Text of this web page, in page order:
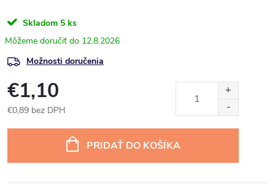
Skladom 5 ks
12.8.2026
Možnosti doručenia
€1,10
€0,89 bez DPH
PRIDAŤ DO KOŠÍKA